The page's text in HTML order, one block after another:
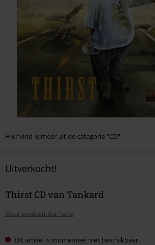
Hier vind je meer uit de categorie "CD"
Uitverkocht!
Thirst CD van Tankard
Meer productinformatie
Dit artikel is momenteel niet beschikbaar.